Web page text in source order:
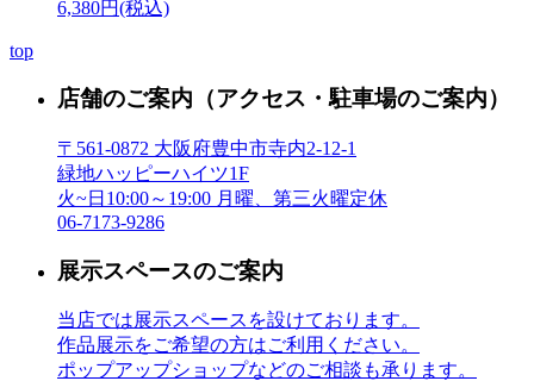
6,380円(税込)
top
店舗のご案内 （アクセス・駐車場のご案内）
〒561-0872 大阪府豊中市寺内2-12-1
緑地ハッピーハイツ1F
火~日10:00～19:00 月曜、第三火曜定休
06-7173-9286
展示スペースのご案内
当店では展示スペースを設けております。
作品展示をご希望の方はご利用ください。
ポップアップショップなどのご相談も承ります。